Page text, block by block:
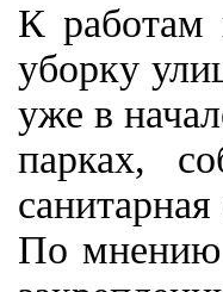
К работам
уборку
уже в
парках,
По мнению